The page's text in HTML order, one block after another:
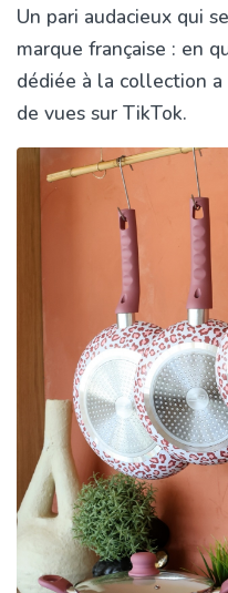
Un pari audacieux qui
marque française : en
dédiée à la collection
de vues sur TikTok.